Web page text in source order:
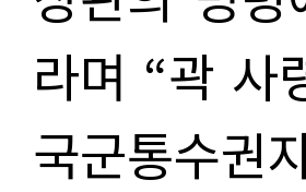
라며 “곽 사
국군통수권